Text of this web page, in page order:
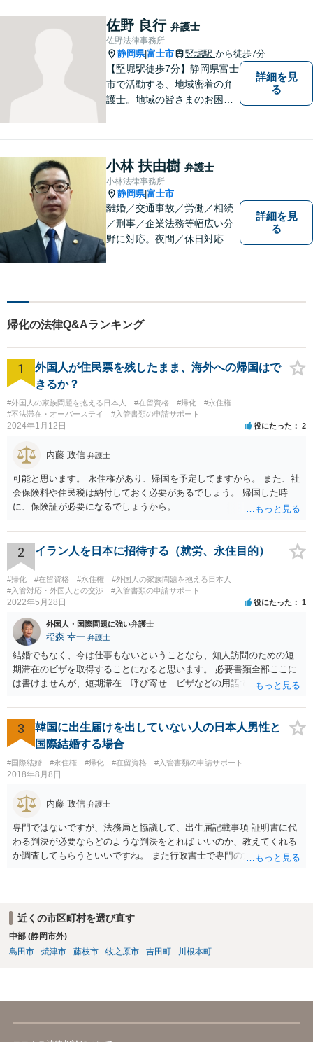
らゆる問題に真摯に向き合っ
てまいります。【駐車場あ
り】
佐野 良行 弁護士
佐野法律事務所
静岡県|富士市 竪堀駅 から徒歩7分
【堅堀駅徒歩7分】静岡県富士
市で活動する、地域密着の弁
護士。地域の皆さまのお困り
問題に対応可能です。お気軽
にご相談ください。
詳細を見
る
小林 扶由樹 弁護士
小林法律事務所
静岡県|富士市
離婚／交通事故／労働／相続
／刑事／企業法務等幅広い分
野に対応。夜間／休日対応
詳細を見
る
帰化の法律Q&Aランキング
1
外国人が住民票を残したまま、海外への帰国はで
きるか？
#外国人の家族問題を抱える日本人 #在留資格 #帰化
#永住権
#不法滞在・オーバーステイ
#入管書類の申請サポート
2024年1月12日 役にたった 2
内藤 政信 弁護士
可能と思います。 永住権があり、帰国を予定してますから。 また、社
会保険料や住民税は納付しておく必要があるでしょう。 帰国した時
に、保険証が必要になるでしょうから。
2 イラン人を日本に招待する（就労、永住目的）
#帰化 #在留資格 #永住権
#外国人の家族問題を抱える日本人
#入管対応・外国人との交渉
#入管書類の申請サポート
2022年5月28日 役にたった 1
外国人・国際問題に強い弁護士
稲森 幸一 弁護士
結婚でもなく、今は仕事もないということなら、知人訪問のための短
期滞在のビザを取得することになると思います。 必要書類全部ここに
は書けませんが、短期滞在 呼び寄せ ビザなどの用語で検索すると
す。 それらを揃えて、イランにある日本大使館ににビザを申請するこ
とになります。 期間は通常９０日、３０日、あるいは１５日ですが、
今はコロナもあり刻々と状況が変わっているので、事前に外務省や大
使館に問い合わせたほうがいいかもしれません。ネットでの情報収集
もしたほうがいいと思います
3
韓国に出生届けを出していない人の日本人男性と
国際結婚する場合
#国際結婚 #永住権 #帰化 #在留資格 #入管書類の申請サポート
2018年8月8日
内藤 政信 弁護士
専門ではないですが、法務局と協議して、出生届記載事項 証明書に代
わる判決が必要ならどのような判決をとれば いいのか、教えてくれる
か調査してもらうといいですね。 また行政書士で専門の方がいそうな
近くの市区町村を選び直す
中部 (静岡市外)
島田市
焼津市 藤枝市 牧之原市 吉田町 川根本町